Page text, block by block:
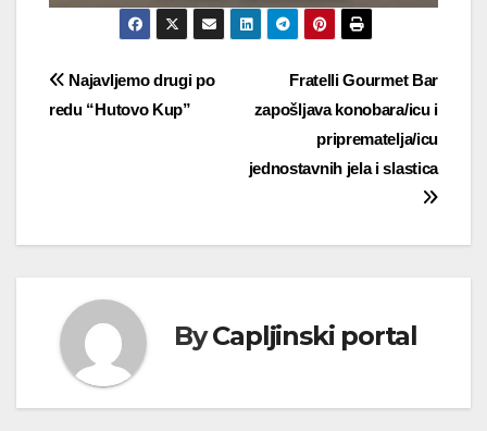
Navigacija
Fratelli Gourmet Bar
zapošljava konobara/icu i
priprematelja/icu
jednostavnih jela i slastica
Najavljemo drugi po
redu “Hutovo Kup”
ByCapljinski portal